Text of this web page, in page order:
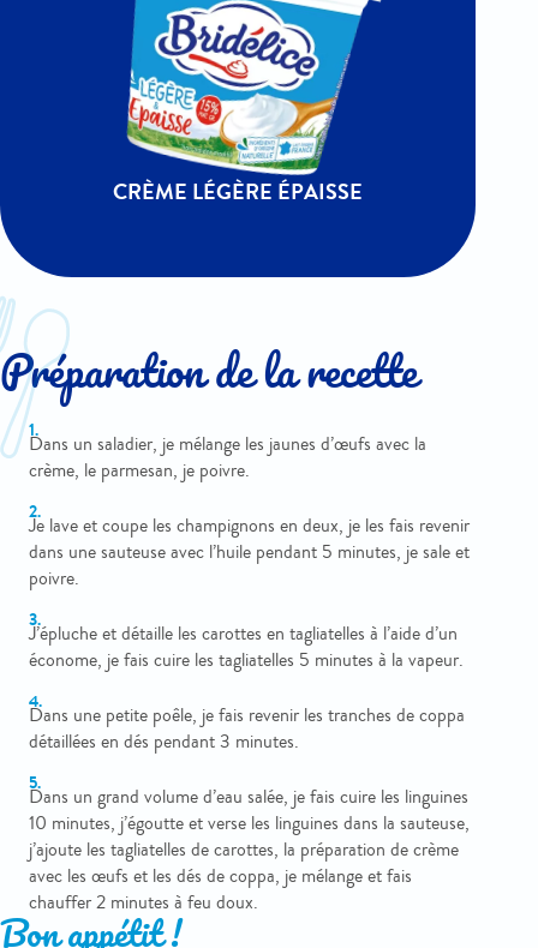
CRÈME LÉGÈRE ÉPAISSE
Préparation de la recette
Dans un saladier, je mélange les jaunes d’œufs avec la
crème, le parmesan, je poivre.
Je lave et coupe les champignons en deux, je les fais revenir
dans une sauteuse avec l’huile pendant 5 minutes, je sale et
poivre.
J’épluche et détaille les carottes en tagliatelles à l’aide d’un
économe, je fais cuire les tagliatelles 5 minutes à la vapeur.
Dans une petite poêle, je fais revenir les tranches de coppa
détaillées en dés pendant 3 minutes.
Dans un grand volume d’eau salée, je fais cuire les linguines
10 minutes, j’égoutte et verse les linguines dans la sauteuse,
j’ajoute les tagliatelles de carottes, la préparation de crème
avec les œufs et les dés de coppa, je mélange et fais
chauffer 2 minutes à feu doux.
Bon appétit !